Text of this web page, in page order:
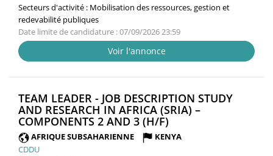
Secteurs d'activité : Mobilisation des ressources, gestion et
redevabilité publiques
Date limite de candidature : 07/09/2026 23:59
Voir l'annonce
TEAM LEADER - JOB DESCRIPTION STUDY
AND RESEARCH IN AFRICA (SRIA) –
COMPONENTS 2 AND 3 (H/F) (NOUVELLE
FENÊTRE)
AFRIQUE SUBSAHARIENNE
KENYA
CDDU